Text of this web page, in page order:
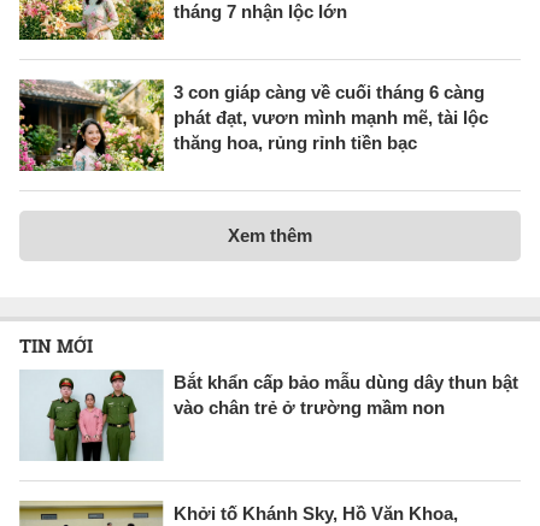
tháng 7 nhận lộc lớn
3 con giáp càng về cuối tháng 6 càng
phát đạt, vươn mình mạnh mẽ, tài lộc
thăng hoa, rủng rỉnh tiền bạc
Xem thêm
TIN MỚI
Bắt khẩn cấp bảo mẫu dùng dây thun bật
vào chân trẻ ở trường mầm non
Khởi tố Khánh Sky, Hồ Văn Khoa,